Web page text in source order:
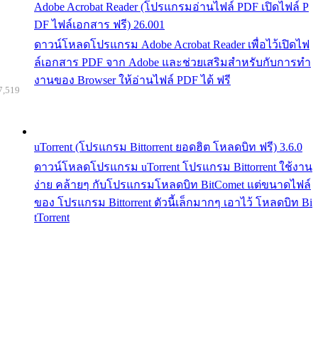
Adobe Acrobat Reader (โปรแกรมอ่านไฟล์ PDF เปิดไฟล์ P
DF ไฟล์เอกสาร ฟรี) 26.001
ดาวน์โหลดโปรแกรม Adobe Acrobat Reader เพื่อไว้เปิดไฟ
ล์เอกสาร PDF จาก Adobe และช่วยเสริมสำหรับกับการทำ
งานของ Browser ให้อ่านไฟล์ PDF ได้ ฟรี
uTorrent (โปรแกรม Bittorrent ยอดฮิต โหลดบิท ฟรี) 3.6.0
ดาวน์โหลดโปรแกรม uTorrent โปรแกรม Bittorrent ใช้งาน
ง่าย คล้ายๆ กับโปรแกรมโหลดบิท BitComet แต่ขนาดไฟล์
ของ โปรแกรม Bittorrent ตัวนี้เล็กมากๆ เอาไว้ โหลดบิท Bi
tTorrent